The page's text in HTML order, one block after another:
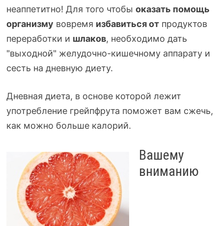
неаппетитно! Для того чтобы оказать помощь
организму вовремя избавиться отпродуктов
переработки и шлаков, необходимо дать
"выходной" желудочно-кишечномуаппарату и
сесть на дневную диету.
Дневная диета, в основе которой лежит
употребление грейпфрута поможет вам сжечь,
как можно больше калорий.
Вашему
вниманию